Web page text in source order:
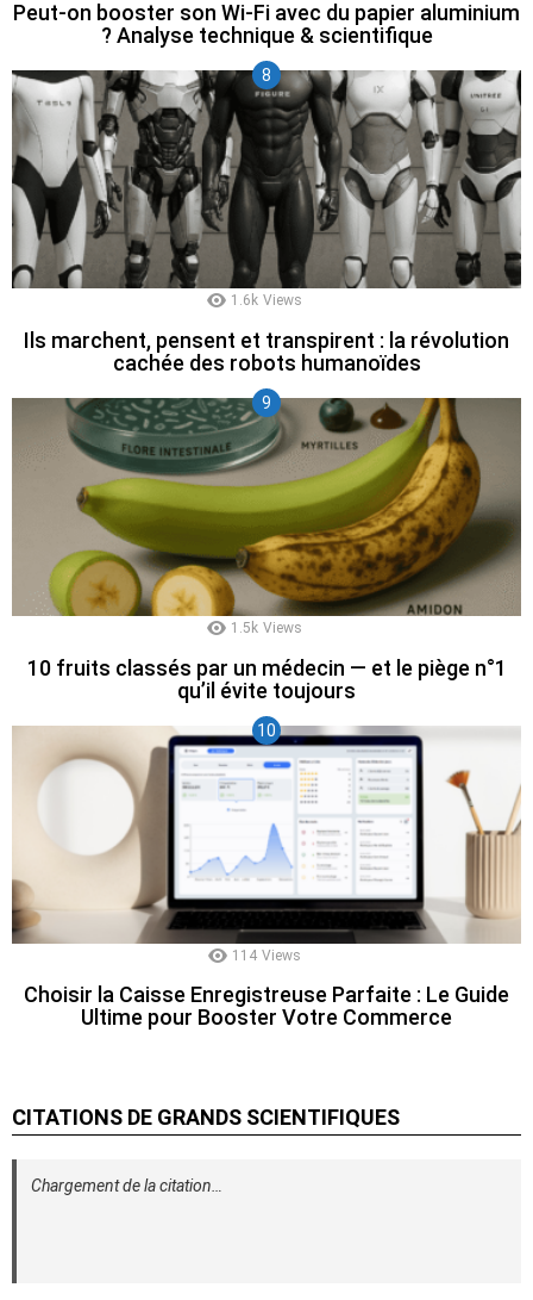
Peut-on booster son Wi-Fi avec du papier aluminium
? Analyse technique & scientifique
1.6k Views
Ils marchent, pensent et transpirent : la révolution
cachée des robots humanoïdes
1.5k Views
10 fruits classés par un médecin — et le piège n°1
qu’il évite toujours
114 Views
Choisir la Caisse Enregistreuse Parfaite : Le Guide
Ultime pour Booster Votre Commerce
CITATIONS DE GRANDS SCIENTIFIQUES
Chargement de la citation…